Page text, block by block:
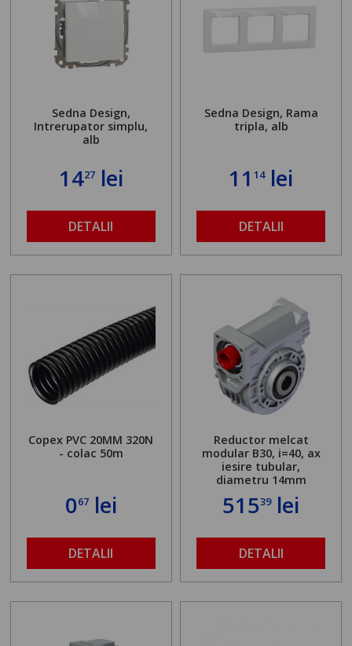
Sedna Design,
Intrerupator simplu,
alb
1427lei
DETALII
Sedna Design, Rama
tripla, alb
1114lei
DETALII
Copex PVC 20MM 320N
- colac 50m
067lei
DETALII
Reductor melcat
modular B30, i=40, ax
iesire tubular,
diametru 14mm
51539lei
DETALII